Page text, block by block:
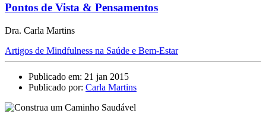
Pontos de Vista & Pensamentos
Dra. Carla Martins
Artigos de Mindfulness na Saúde e Bem-Estar
Publicado em: 21 jan 2015
Publicado por: Carla Martins